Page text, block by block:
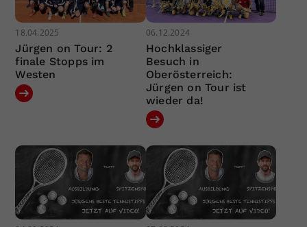
18.04.2025
Jürgen on Tour: 2
finale Stopps im
Westen
06.12.2024
Hochklassiger
Besuch in
Oberösterreich:
Jürgen on Tour ist
wieder da!